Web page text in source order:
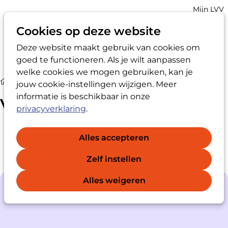
Cookies op deze website
Deze website maakt gebruik van cookies om
goed te functioneren. Als je wilt aanpassen
welke cookies we mogen gebruiken, kan je
jouw cookie-instellingen wijzigen. Meer
informatie is beschikbaar in onze
privacyverklaring.
Alles accepteren
Zelf instellen
Alles weigeren
Zoek
Account
Mijn LVV
Vertrouwenspersoon
Vertrouwenspersoon